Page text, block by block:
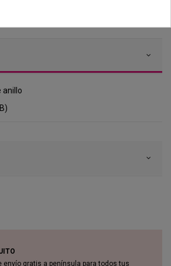
anillo
envío gratis a península para todos tus